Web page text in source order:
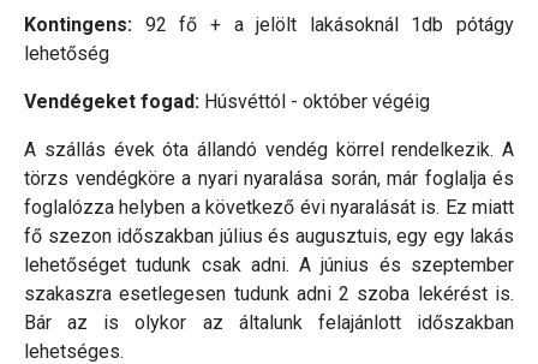
Kontingens: 92 fő + a jelölt lakásoknál 1db pótágy
lehetőség
Vendégeket fogad: Húsvéttól - október végéig
A szállás évek óta állandó vendég körrel rendelkezik. A
törzs vendégköre a nyari nyaralása során, már foglalja és
foglalózza helyben a következő évi nyaralását is. Ez miatt
fő szezon időszakban július és augusztuis, egy egy lakás
lehetőséget tudunk csak adni. A június és szeptember
szakaszra esetlegesen tudunk adni 2 szoba lekérést is.
Bár az is olykor az általunk felajánlott időszakban
lehetséges.